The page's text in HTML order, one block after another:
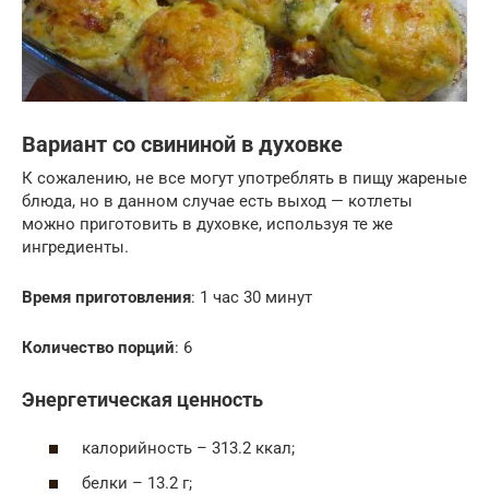
Вариант со свининой в духовке
К сожалению, не все могут употреблять в пищу жареные
блюда, но в данном случае есть выход — котлеты
можно приготовить в духовке, используя те же
ингредиенты.
Время приготовления: 1 час 30 минут
Количество порций: 6
Энергетическая ценность
калорийность – 313.2 ккал;
белки – 13.2 г;